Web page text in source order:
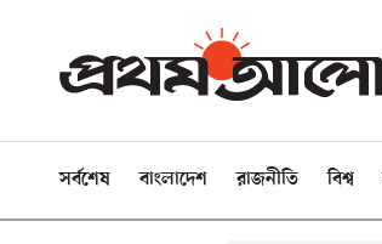
সর্বশেষ বাংলাদেশ রাজনীতি বিশ্ব